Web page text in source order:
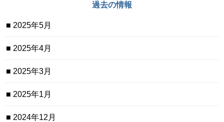
過去の情報
2025年5月
2025年4月
2025年3月
2025年1月
2024年12月